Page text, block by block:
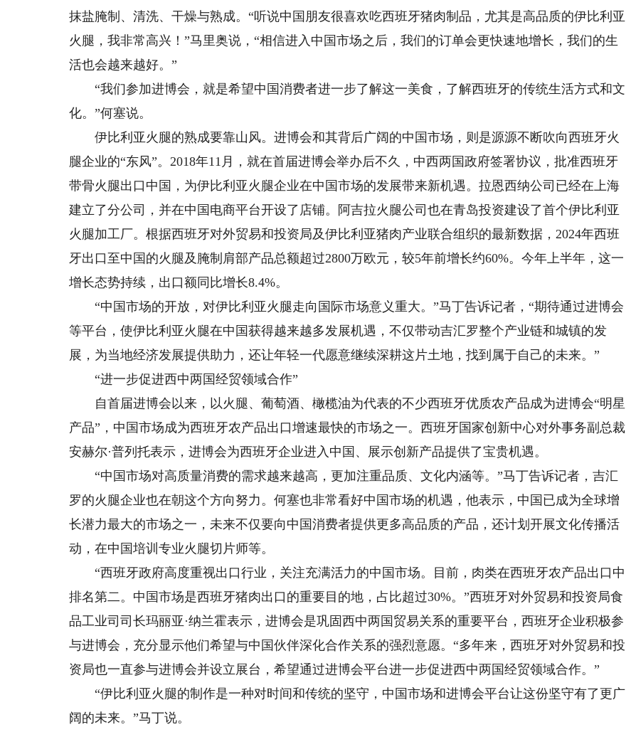
抹盐腌制、清洗、干燥与熟成。“听说中国朋友很喜欢吃西班牙猪肉制品，尤其是高品质的伊比利亚
火腿，我非常高兴！”马里奥说，“相信进入中国市场之后，我们的订单会更快速地增长，我们的生
活也会越来越好。”
“我们参加进博会，就是希望中国消费者进一步了解这一美食，了解西班牙的传统生活方式和文
化。”何塞说。
伊比利亚火腿的熟成要靠山风。进博会和其背后广阔的中国市场，则是源源不断吹向西班牙火
腿企业的“东风”。2018年11月，就在首届进博会举办后不久，中西两国政府签署协议，批准西班牙
带骨火腿出口中国，为伊比利亚火腿企业在中国市场的发展带来新机遇。拉恩西纳公司已经在上海
建立了分公司，并在中国电商平台开设了店铺。阿吉拉火腿公司也在青岛投资建设了首个伊比利亚
火腿加工厂。根据西班牙对外贸易和投资局及伊比利亚猪肉产业联合组织的最新数据，2024年西班
牙出口至中国的火腿及腌制肩部产品总额超过2800万欧元，较5年前增长约60%。今年上半年，这一
增长态势持续，出口额同比增长8.4%。
“中国市场的开放，对伊比利亚火腿走向国际市场意义重大。”马丁告诉记者，“期待通过进博会
等平台，使伊比利亚火腿在中国获得越来越多发展机遇，不仅带动吉汇罗整个产业链和城镇的发
展，为当地经济发展提供助力，还让年轻一代愿意继续深耕这片土地，找到属于自己的未来。”
“进一步促进西中两国经贸领域合作”
自首届进博会以来，以火腿、葡萄酒、橄榄油为代表的不少西班牙优质农产品成为进博会“明星
产品”，中国市场成为西班牙农产品出口增速最快的市场之一。西班牙国家创新中心对外事务副总裁
安赫尔·普列托表示，进博会为西班牙企业进入中国、展示创新产品提供了宝贵机遇。
“中国市场对高质量消费的需求越来越高，更加注重品质、文化内涵等。”马丁告诉记者，吉汇
罗的火腿企业也在朝这个方向努力。何塞也非常看好中国市场的机遇，他表示，中国已成为全球增
长潜力最大的市场之一，未来不仅要向中国消费者提供更多高品质的产品，还计划开展文化传播活
动，在中国培训专业火腿切片师等。
“西班牙政府高度重视出口行业，关注充满活力的中国市场。目前，肉类在西班牙农产品出口中
排名第二。中国市场是西班牙猪肉出口的重要目的地，占比超过30%。”西班牙对外贸易和投资局食
品工业司司长玛丽亚·纳兰霍表示，进博会是巩固西中两国贸易关系的重要平台，西班牙企业积极参
与进博会，充分显示他们希望与中国伙伴深化合作关系的强烈意愿。“多年来，西班牙对外贸易和投
资局也一直参与进博会并设立展台，希望通过进博会平台进一步促进西中两国经贸领域合作。”
“伊比利亚火腿的制作是一种对时间和传统的坚守，中国市场和进博会平台让这份坚守有了更广
阔的未来。”马丁说。